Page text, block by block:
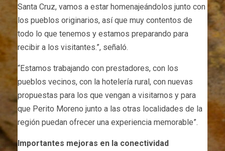
Santa Cruz, vamos a estar homenajeándolos junto con
los pueblos originarios, así que muy contentos de
todo lo que tenemos y estamos preparando para
recibir a los visitantes.”, señaló.
“Estamos trabajando con prestadores, con los
pueblos vecinos, con la hotelería rural, con nuevas
propuestas para los que vengan a visitarnos y para
que Perito Moreno junto a las otras localidades de la
región puedan ofrecer una experiencia memorable”.
Importantes mejoras en la conectividad